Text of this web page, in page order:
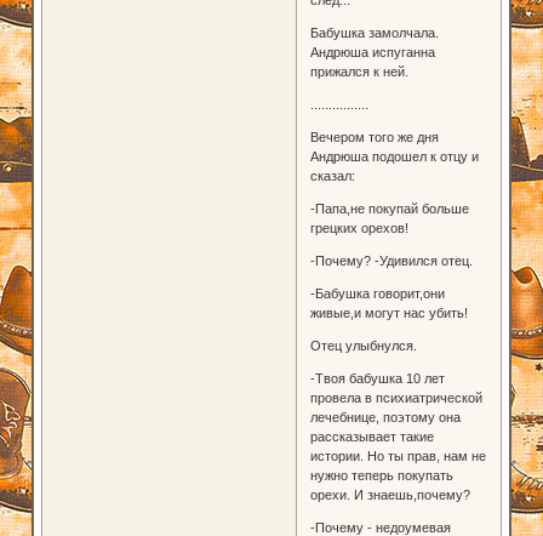
Бабушка замолчала.
Андрюша испуганна
прижался к ней.
Вечером того же дня
Андрюша подошел к отцу и
сказал:
-Папа,не покупай больше
грецких орехов!
-Почему? -Удивился отец.
-Бабушка говорит,они
живые,и могут нас убить!
Отец улыбнулся.
-Твоя бабушка 10 лет
провела в психиатрической
лечебнице, поэтому она
рассказывает такие
истории. Но ты прав, нам не
нужно теперь покупать
орехи. И знаешь,почему?
-Почему - недоумевая